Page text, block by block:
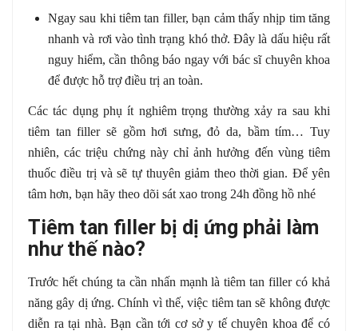
Ngay sau khi tiêm tan filler, bạn cảm thấy nhịp tim tăng
nhanh và rơi vào tình trạng khó thở. Đây là dấu hiệu rất
nguy hiểm, cần thông báo ngay với bác sĩ chuyên khoa
để được hỗ trợ điều trị an toàn.
Các tác dụng phụ ít nghiêm trọng thường xảy ra sau khi
tiêm tan filler sẽ gồm hơi sưng, đỏ da, bầm tím… Tuy
nhiên, các triệu chứng này chỉ ảnh hưởng đến vùng tiêm
thuốc điều trị và sẽ tự thuyên giảm theo thời gian. Để yên
tâm hơn, bạn hãy theo dõi sát xao trong 24h đồng hồ nhé
Tiêm tan filler bị dị ứng phải làm
như thế nào?
Trước hết chúng ta cần nhấn mạnh là tiêm tan filler có khả
năng gây dị ứng. Chính vì thế, việc tiêm tan sẽ không được
diễn ra tại nhà. Bạn cần tới cơ sở y tế chuyên khoa để có